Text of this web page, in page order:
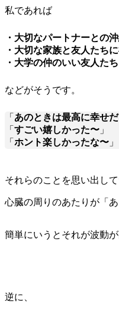
私であれば
・大切なパートナーとの
・大切な家族と友人たち
・大学の仲のいい友人た
などがそうです。
「 あのときは最高に幸せ
「 すごい嬉しかった〜 」
「 ホント楽しかったな〜 」
それらのことを思い出して
心臓の周りのあたりが「
簡単にいうとそれが波動
逆に、